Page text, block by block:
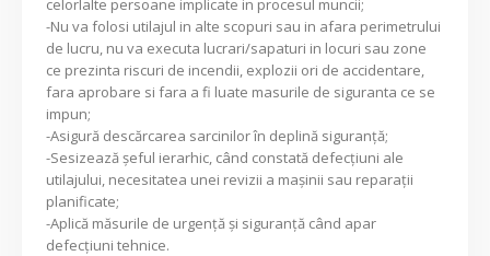
celorlalte persoane implicate in procesul muncii;
-Nu va folosi utilajul in alte scopuri sau in afara perimetrului
de lucru, nu va executa lucrari/sapaturi in locuri sau zone
ce prezinta riscuri de incendii, explozii ori de accidentare,
fara aprobare si fara a fi luate masurile de siguranta ce se
impun;
-Asigură descărcarea sarcinilor în deplină siguranţă;
-Sesizează şeful ierarhic, când constată defecţiuni ale
utilajului, necesitatea unei revizii a maşinii sau reparaţii
planificate;
-Aplică măsurile de urgenţă şi siguranţă când apar
defecţiuni tehnice.